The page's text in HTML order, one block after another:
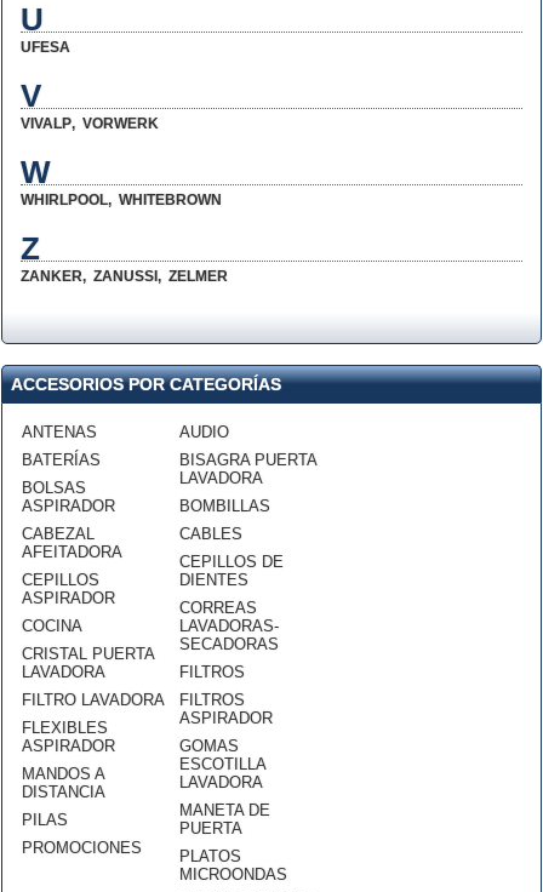
U
UFESA
V
VIVALP, VORWERK
W
WHIRLPOOL, WHITEBROWN
Z
ZANKER, ZANUSSI , ZELMER
ACCESORIOS POR CATEGORÍAS
ANTENAS
BATERÍAS
BOLSAS
ASPIRADOR
CABEZAL
AFEITADORA
CEPILLOS
ASPIRADOR
COCINA
CRISTAL PUERTA
LAVADORA
FILTRO LAVADORA
FLEXIBLES
ASPIRADOR
MANDOS A
DISTANCIA
PILAS
PROMOCIONES
AUDIO
BISAGRA PUERTA
LAVADORA
BOMBILLAS
CABLES
CEPILLOS DE
DIENTES
CORREAS
LAVADORAS-
SECADORAS
FILTROS
FILTROS
ASPIRADOR
GOMAS
ESCOTILLA
LAVADORA
MANETA DE
PUERTA
PLATOS
MICROONDAS